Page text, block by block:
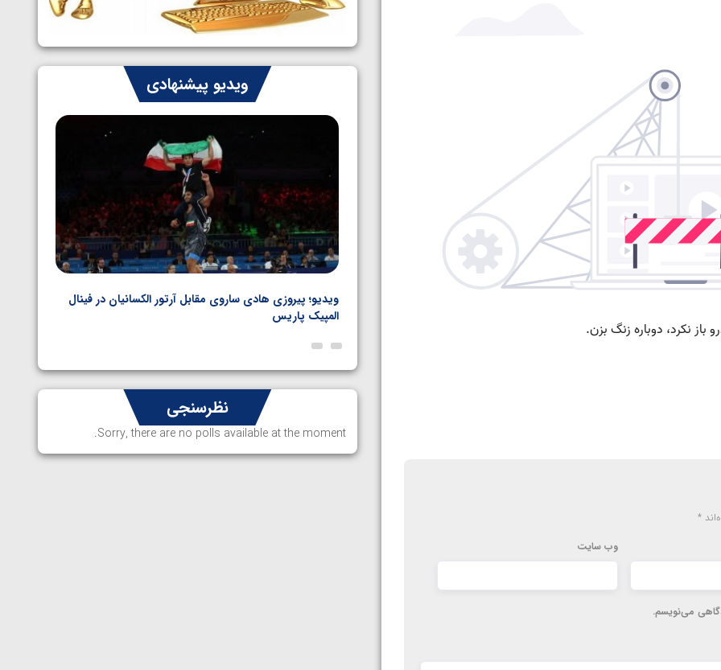
*
وب‌ سایت
می‌نویسم.
ویدیو پیشنهادی
ویدیو؛ پیروزی هادی ساروی مقابل آرتور الکسانیان در فینال
المپیک پاریس
نظرسنجی
Sorry, there are no polls available at the moment.